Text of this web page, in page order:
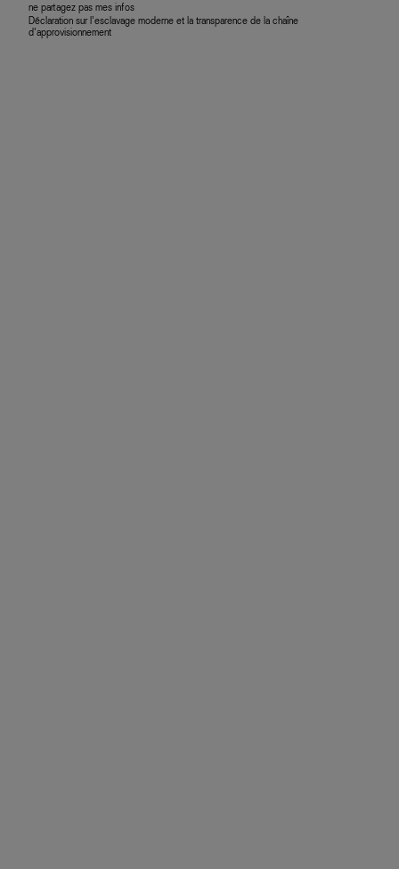
ne partagez pas mes infos
Déclaration sur l’esclavage moderne et la transparence de la chaîne
d’approvisionnement